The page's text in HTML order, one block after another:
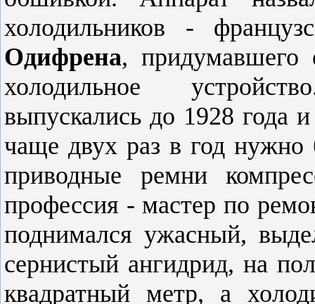
холодильников -
Одифрена, придумавшего
холодильное
выпускались до 1928 года
чаще двух раз в год
приводные ремни
профессия - мастер по
поднимался ужасный,
сернистый ангидрид, на
квадратный метр, а